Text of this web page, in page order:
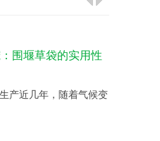
围堰草袋的实用性
产近几年，随着气候变